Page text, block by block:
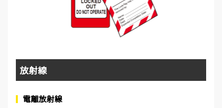
放射線
電離放射線